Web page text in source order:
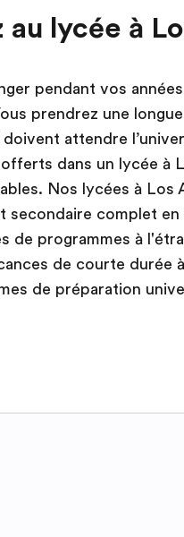
au lycée à
pendant vos
prendrez une
attendre
dans un lycée à
Nos lycées à Los
secondaire complet
de programmes à
de courte durée
de préparation